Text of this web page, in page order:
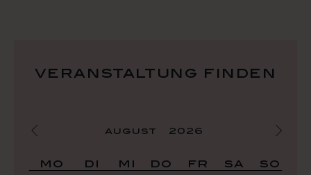
veranstaltung finden
august 2026
mo di mi do fr sa so